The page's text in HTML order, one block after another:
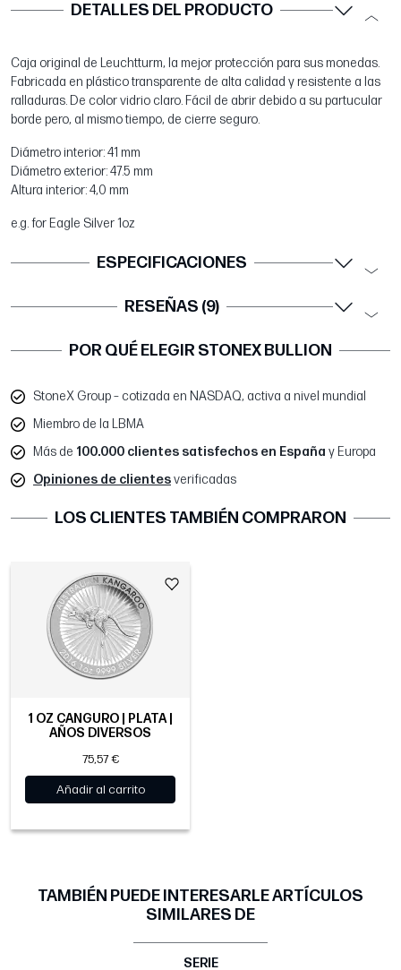
DETALLES DEL PRODUCTO
Caja original de Leuchtturm, la mejor protección para sus monedas.
Fabricada en plástico transparente de alta calidad y resistente a las
ralladuras. De color vidrio claro. Fácil de abrir debido a su partucular
borde pero, al mismo tiempo, de cierre seguro.
Diámetro interior: 41 mm
Diámetro exterior: 47.5 mm
Altura interior: 4,0 mm
e.g. for Eagle Silver 1oz
ESPECIFICACIONES
RESEÑAS (9)
POR QUÉ ELEGIR STONEX BULLION
StoneX Group – cotizada en NASDAQ, activa a nivel mundial
Miembro de la LBMA
Más de 100.000 clientes satisfechos en España y Europa
Opiniones de clientesverificadas
LOS CLIENTES TAMBIÉN COMPRARON
1 OZ CANGURO | PLATA |
AÑOS DIVERSOS
75,57 €
Añadir al carrito
TAMBIÉN PUEDE INTERESARLE ARTÍCULOS
SIMILARES DE
SERIE